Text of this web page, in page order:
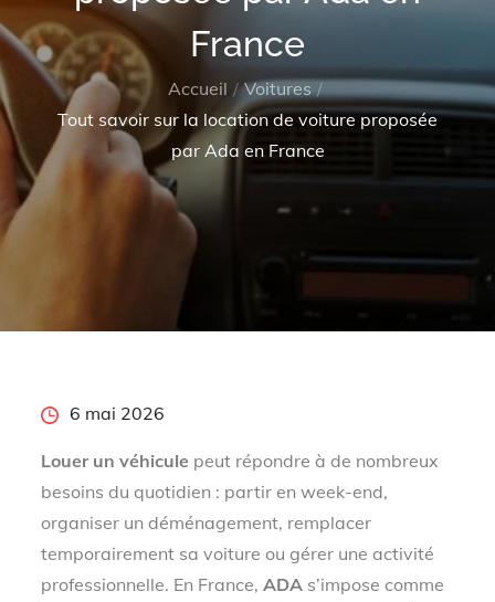
France
Accueil
Voitures
Tout savoir sur la location de voiture proposée
par Ada en France
Posted6 mai 2026
Louer un véhicule peut répondre à de nombreux
besoins du quotidien : partir en week-end,
organiser un déménagement, remplacer
temporairement sa voiture ou gérer une activité
professionnelle. En France,ADA s’impose comme